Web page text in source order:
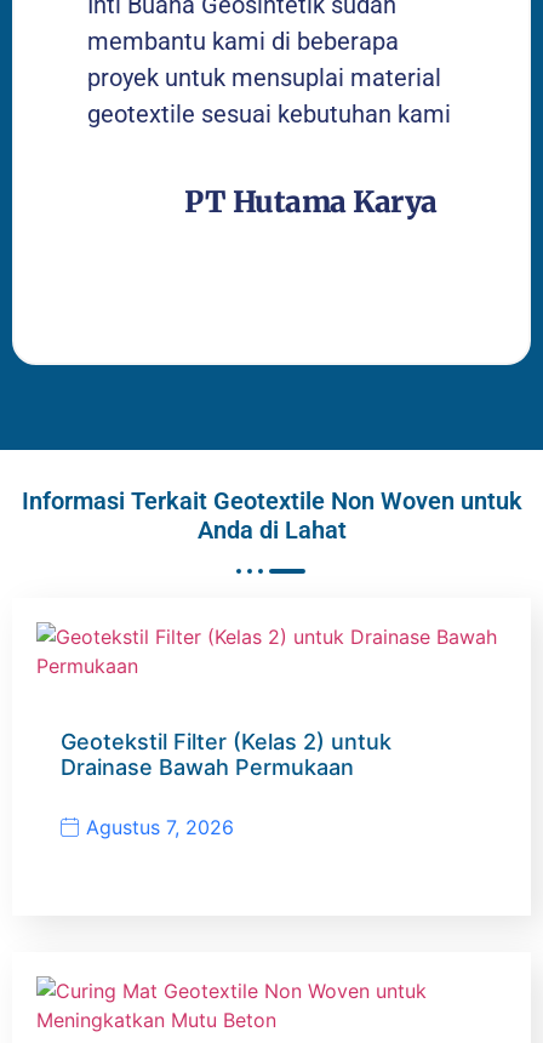
membantu kami di beberapa
proyek untuk mensuplai material
geotextile sesuai kebutuhan kami
PT Hutama Karya
Informasi Terkait Geotextile Non Woven untuk
Anda di Lahat
Geotekstil Filter (Kelas 2) untuk
Drainase Bawah Permukaan
Agustus 7, 2026